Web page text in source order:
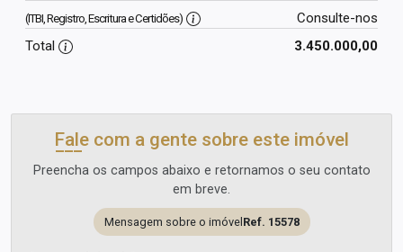
(ITBI, Registro, Escritura e Certidões)
Consulte-nos
Total
3.450.000,00
Fale com a gente sobre este imóvel
Preencha os campos abaixo e retornamos o seu contato
em breve.
Mensagem sobre o imóvel Ref. 15578